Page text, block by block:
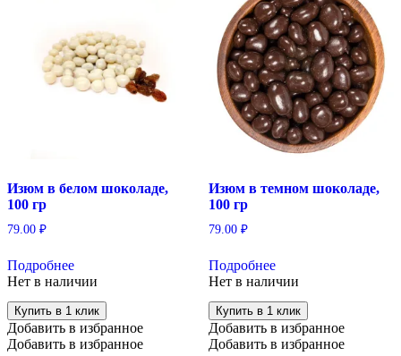
Изюм в белом шоколаде,
100 гр
79.00 ₽
Подробнее
Нет в наличии
Купить в 1 клик
Добавить в избранное
Добавить в избранное
Изюм в темном шоколаде,
100 гр
79.00 ₽
Подробнее
Нет в наличии
Купить в 1 клик
Добавить в избранное
Добавить в избранное